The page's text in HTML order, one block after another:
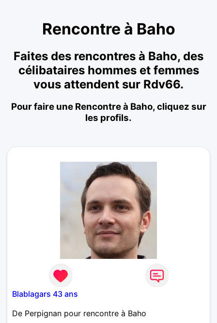
Rencontre à Baho
Faites des rencontres à Baho, des
célibataires hommes et femmes
vous attendent sur Rdv66.
Pour faire une Rencontre à Baho, cliquez sur
les profils.
Blablagars 43 ans
De Perpignan pour rencontre à Baho